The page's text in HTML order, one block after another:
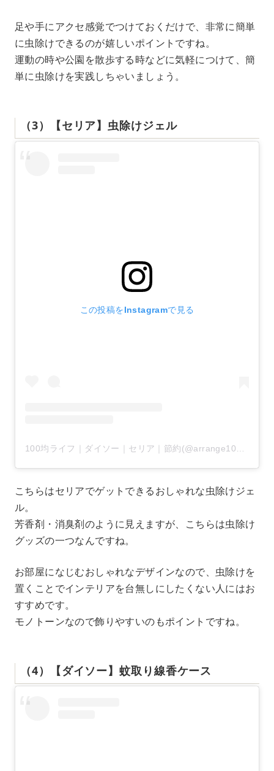
足や手にアクセ感覚でつけておくだけで、非常に簡単
に虫除けできるのが嬉しいポイントですね。
運動の時や公園を散歩する時などに気軽につけて、簡
単に虫除けを実践しちゃいましょう。
（3）【セリア】虫除けジェル
この投稿をInstagramで見る
こちらはセリアでゲットできるおしゃれな虫除けジェ
ル。
芳香剤・消臭剤のように見えますが、こちらは虫除け
グッズの一つなんですね。
お部屋になじむおしゃれなデザインなので、虫除けを
置くことでインテリアを台無しにしたくない人にはお
すすめです。
モノトーンなので飾りやすいのもポイントですね。
（4）【ダイソー】蚊取り線香ケース